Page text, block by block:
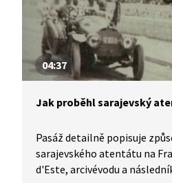
04:37
Jak proběhl sarajevský
Pasáž detailně popisuje
sarajevského atentátu na
d'Este, arcivévodu a